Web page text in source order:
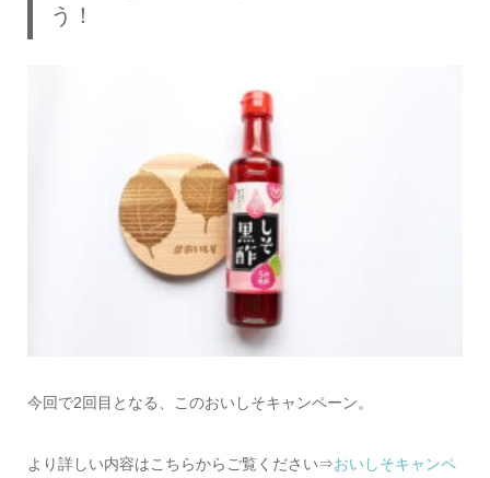
う！
今回で2回目となる、このおいしそキャンペーン。
より詳しい内容はこちらからご覧ください⇒おいしそキャンペ